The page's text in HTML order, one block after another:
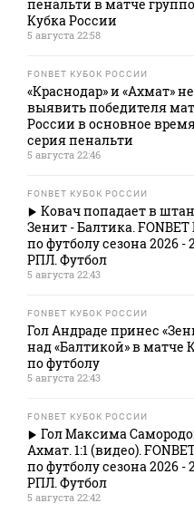
пенальти в матче
Кубка России
5 августа 22:58
FONBET КУБОК РОССИИ
«Краснодар» и «Ахмат»
выявить победителя
России в основное
серия пенальти
5 августа 22:46
FONBET КУБОК РОССИИ
Ковач попадает в
Зенит - Балтика.
по футболу сезона 2026 -
РПЛ. Футбол
5 августа 22:43
FONBET КУБОК РОССИИ
Гол Андраде принес
над «Балтикой» в матче
по футболу
5 августа 22:43
FONBET КУБОК РОССИИ
Гол Максима
Ахмат. 1:1 (видео).
по футболу сезона 2026 -
РПЛ. Футбол
5 августа 22:42